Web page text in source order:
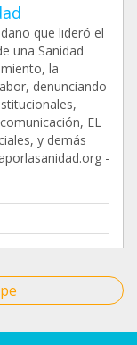
que lideró el
una Sanidad
la
denunciando
EL
y demás
-